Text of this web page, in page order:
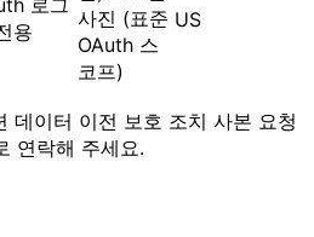
용
사진 (표준
OAuth 스
코프)
US
데이터 이전 보호 조치 사본 요청
연락해 주세요.